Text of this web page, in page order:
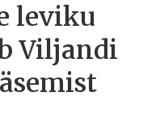
leviku
Viljandi